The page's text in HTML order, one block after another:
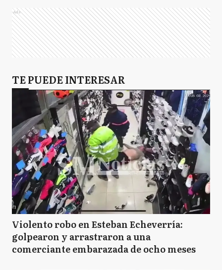
Ads
TE PUEDE INTERESAR
Violento robo en Esteban Echeverría:
golpearon y arrastraron a una
comerciante embarazada de ocho meses